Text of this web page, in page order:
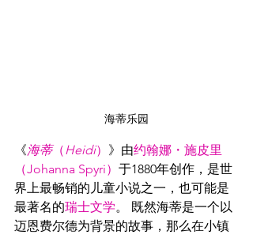
海蒂乐园
《海蒂（Heidi） 》由约翰娜・施皮里
（Johanna Spyri） 于1880年创作，是世
界上最畅销的儿童小说之一，也可能是
最著名的瑞士文学。 既然海蒂是一个以
迈恩费尔德为背景的故事，那么在小镇